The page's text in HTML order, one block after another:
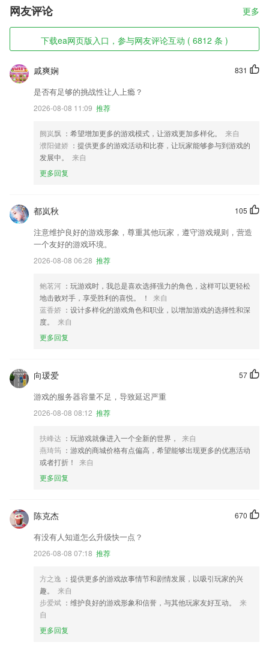
网友评论 更多
下载ea网页版入口，参与网友评论互动 ( 6812 条 )
831
戚爽娴
是否有足够的挑战性让人上瘾？
2026-08-08 11:09 推荐
阙岚飘 ：希望增加更多的游戏模式，让游戏更加多样化。
来自
濮阳健娇 ：提供更多的游戏活动和比赛，让玩家能够参与到游戏的
发展中。
来自
更多回复
105
都岚秋
注意维护良好的游戏形象，尊重其他玩家，遵守游戏规则，营造
一个友好的游戏环境。
2026-08-08 06:28 推荐
鲍茗河 ：玩游戏时，我总是喜欢选择强力的角色，这样可以更轻松
地击败对手，享受胜利的喜悦。 ！
来自
蓝香娇 ：设计多样化的游戏角色和职业，以增加游戏的选择性和深
度。
来自
更多回复
57
向瑗爱
游戏的服务器容量不足，导致延迟严重
2026-08-08 08:12 推荐
扶峰达 ：玩游戏就像进入一个全新的世界，
来自
燕琦筠 ：游戏的商城价格有点偏高，希望能够出现更多的优惠活动
或者打折！
来自
更多回复
670
陈克杰
有没有人知道怎么升级快一点？
2026-08-08 07:18 推荐
方之逸 ：提供更多的游戏故事情节和剧情发展，以吸引玩家的兴
趣。
来自
步爱斌 ：维护良好的游戏形象和信誉，与其他玩家友好互动。
来
自
更多回复